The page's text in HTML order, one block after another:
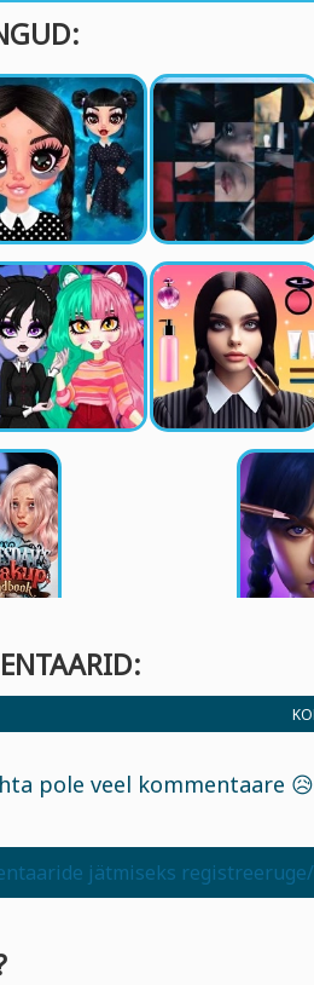
pole veel kommentaare
jätmiseks